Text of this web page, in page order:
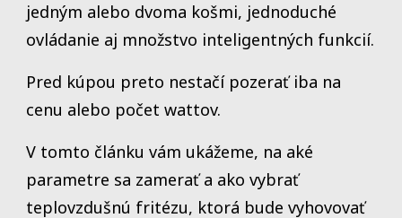
jedným alebo dvoma košmi, jednoduché
ovládanie aj množstvo inteligentných funkcií.
Pred kúpou preto nestačí pozerať iba na
cenu alebo počet wattov.
V tomto článku vám ukážeme, na aké
parametre sa zamerať a ako vybrať
teplovzdušnú fritézu, ktorá bude vyhovovať